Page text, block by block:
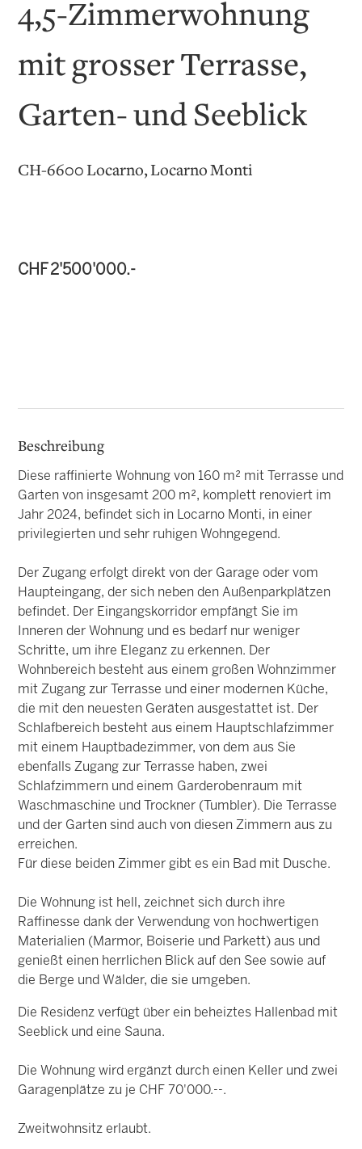
4,5-Zimmerwohnung
mit grosser Terrasse,
Garten- und Seeblick
CH-6600 Locarno, Locarno Monti
CHF 2'500'000.-
Beschreibung
Diese raffinierte Wohnung von 160 m² mit Terrasse und
Garten von insgesamt 200 m², komplett renoviert im
Jahr 2024, befindet sich in Locarno Monti, in einer
privilegierten und sehr ruhigen Wohngegend.
Der Zugang erfolgt direkt von der Garage oder vom
Haupteingang, der sich neben den Außenparkplätzen
befindet. Der Eingangskorridor empfängt Sie im
Inneren der Wohnung und es bedarf nur weniger
Schritte, um ihre Eleganz zu erkennen. Der
Wohnbereich besteht aus einem großen Wohnzimmer
mit Zugang zur Terrasse und einer modernen Küche,
die mit den neuesten Geräten ausgestattet ist. Der
Schlafbereich besteht aus einem Hauptschlafzimmer
mit einem Hauptbadezimmer, von dem aus Sie
ebenfalls Zugang zur Terrasse haben, zwei
Schlafzimmern und einem Garderobenraum mit
Waschmaschine und Trockner (Tumbler). Die Terrasse
und der Garten sind auch von diesen Zimmern aus zu
erreichen.
Für diese beiden Zimmer gibt es ein Bad mit Dusche.
Die Wohnung ist hell, zeichnet sich durch ihre
Raffinesse dank der Verwendung von hochwertigen
Materialien (Marmor, Boiserie und Parkett) aus und
genießt einen herrlichen Blick auf den See sowie auf
die Berge und Wälder, die sie umgeben.
Die Residenz verfügt über ein beheiztes Hallenbad mit
Seeblick und eine Sauna.
Die Wohnung wird ergänzt durch einen Keller und zwei
Garagenplätze zu je CHF 70'000.--.
Zweitwohnsitz erlaubt.